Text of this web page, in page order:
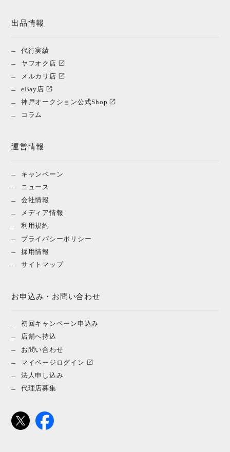
出品情報
代行実績
ヤフオク店
メルカリ店
eBay店
神戸オークション公式Shop
コラム
運営情報
キャンペーン
ニュース
会社情報
メディア情報
利用規約
プライバシーポリシー
採用情報
サイトマップ
お申込み・お問い合わせ
初回キャンペーン申込み
店舗へ持込
お問い合わせ
マイページログイン
法人申し込み
代理店募集